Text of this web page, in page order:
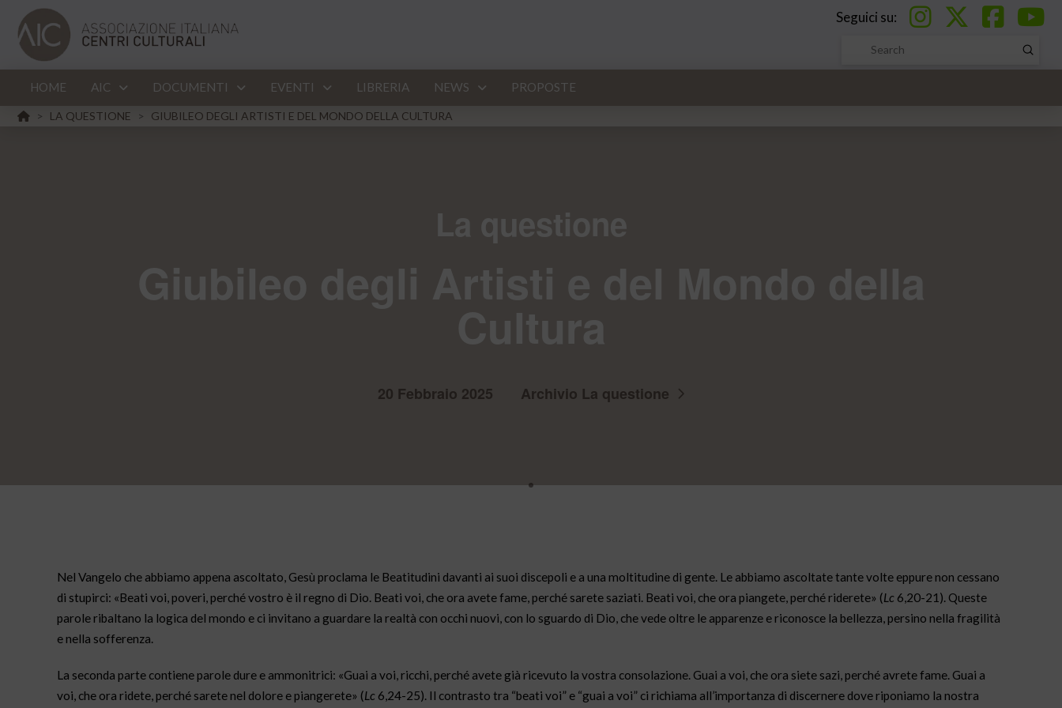
Seguici su:
Search
Submit
HOME AIC DOCUMENTI EVENTI LIBRERIA NEWS PROPOSTE
HOME
> LA QUESTIONE > GIUBILEO DEGLI ARTISTI E DEL MONDO DELLA CULTURA
20 Febbraio 2025 Archivio La questione
Nel Vangelo che abbiamo appena ascoltato, Gesù proclama le Beatitudini davanti ai suoi discepoli e a una moltitudine di gente. Le abbiamo ascoltate tante volte eppure non cessano
di stupirci: «Beati voi, poveri, perché vostro è il regno di Dio. Beati voi, che ora avete fame, perché sarete saziati. Beati voi, che ora piangete, perché riderete» (Lc 6,20-21). Queste
parole ribaltano la logica del mondo e ci invitano a guardare la realtà con occhi nuovi, con lo sguardo di Dio, che vede oltre le apparenze e riconosce la bellezza, persino nella fragilità
e nella sofferenza.
La seconda parte contiene parole dure e ammonitrici: «Guai a voi, ricchi, perché avete già ricevuto la vostra consolazione. Guai a voi, che ora siete sazi, perché avrete fame. Guai a
voi, che ora ridete, perché sarete nel dolore e piangerete» (Lc 6,24-25). Il contrasto tra “beati voi” e “guai a voi” ci richiama all’importanza di discernere dove riponiamo la nostra